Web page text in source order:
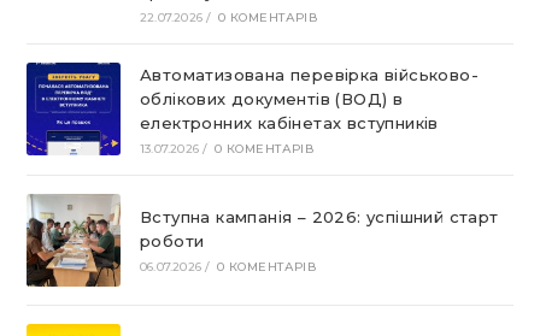
22.07.2026 / 0 КОМЕНТАРІВ
Автоматизована перевірка військово-
облікових документів (ВОД) в
електронних кабінетах вступників
13.07.2026 / 0 КОМЕНТАРІВ
Вступна кампанія – 2026: успішний старт
роботи
06.07.2026 / 0 КОМЕНТАРІВ